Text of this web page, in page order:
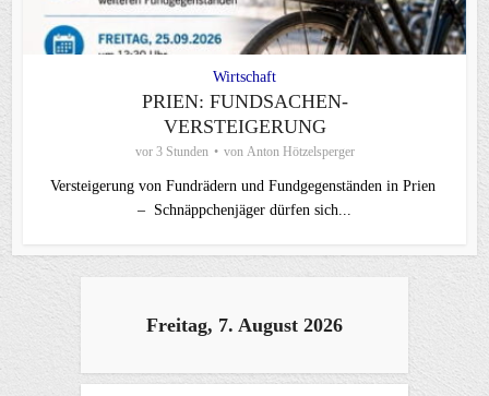
Wirtschaft
PRIEN: FUNDSACHEN-
VERSTEIGERUNG
vor 3 Stunden von Anton Hötzelsperger
Versteigerung von Fundrädern und Fundgegenständen in Prien
– Schnäppchenjäger dürfen sich...
Freitag, 7. August 2026